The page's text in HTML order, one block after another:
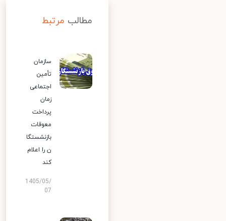
مطالب مرتبط
سازمان
تأمین
اجتماعی
زمان
پرداخت
معوقات
بازنشستگا
ن را اعلام
کند
1405/05/
07